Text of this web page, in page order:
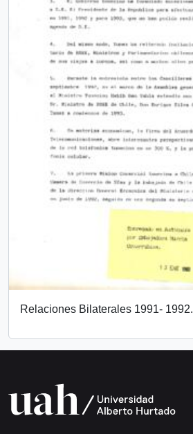
Relaciones Bilaterales 1991- 1992.